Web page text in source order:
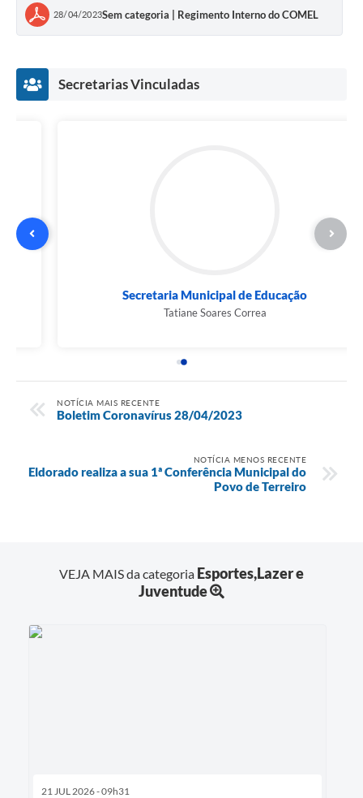
28/04/2023Sem categoria | Regimento Interno do COMEL
Secretarias Vinculadas
Secretaria Municipal de Educação
Tatiane Soares Correa
NOTÍCIA MAIS RECENTE
Boletim Coronavírus 28/04/2023
NOTÍCIA MENOS RECENTE
Eldorado realiza a sua 1ª Conferência Municipal do
Povo de Terreiro
VEJA MAIS da categoria Esportes,Lazer e
Juventude
21 JUL 2026 - 09h31